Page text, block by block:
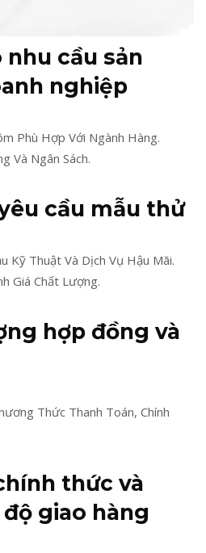
nhu cầu sản
nghiệp
Phù Hợp Với Ngành Hàng.
Và Ngân Sách.
cầu mẫu thử
Kỹ Thuật Và Dịch Vụ Hậu Mãi.
Giá Chất Lượng.
hợp đồng và
Thức Thanh Toán, Chính
thức và
giao hàng